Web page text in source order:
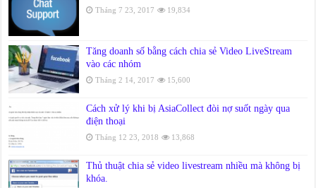
Tháng 7 23, 2017 19,834
Tăng doanh số bằng cách chia sẻ Video LiveStream
vào các nhóm
Tháng 2 14, 2017 15,600
Cách xử lý khi bị AsiaCollect đòi nợ suốt ngày qua
điện thoại
Tháng 12 23, 2018 13,868
Thủ thuật chia sẻ video livestream nhiều mà không bị
khóa.